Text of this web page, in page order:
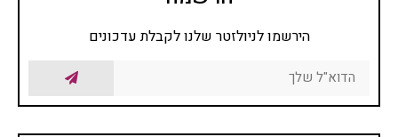
הירשמו לניולזטר שלנו לקבלת עדכונים